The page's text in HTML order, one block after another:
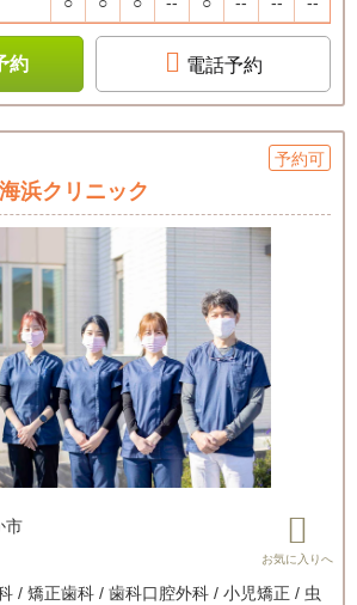
約 電話予約
予約可
浜クリニック
市
/ 矯正歯科 / 歯科口腔外科 / 小児矯正 / 虫